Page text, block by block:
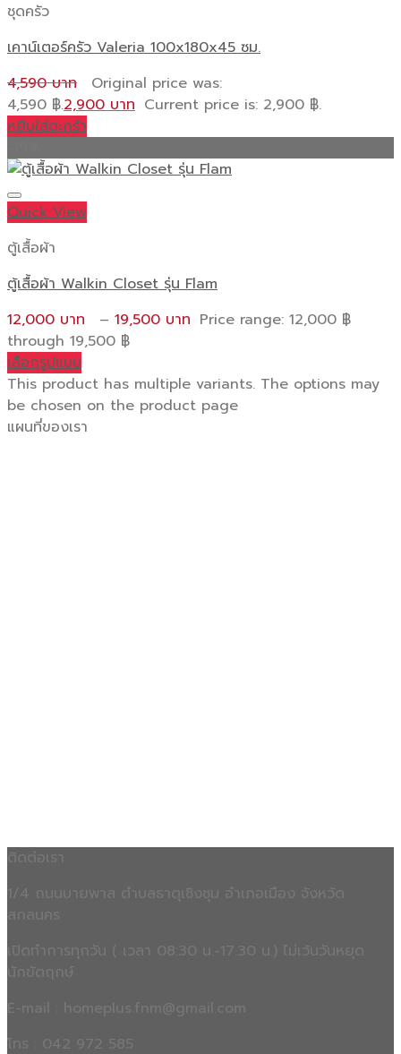
ชุดครัว
เคาน์เตอร์ครัว Valeria 100x180x45 ซม.
4,590
Original price was:
4,590 ฿.2,900
Current price is: 2,900 ฿.
หยิบใส่ตะกร้า
Quick View
ตู้เสื้อผ้า
ตู้เสื้อผ้า Walkin Closet รุ่น Flam
12,000
– 19,500
Price range: 12,000 ฿
through 19,500 ฿
เลือกรูปแบบ
This product has multiple variants. The options may
be chosen on the product page
แผนที่ของเรา
1/4 ถนนบายพาส ตำบลธาตุเชิงชุม อำเภอเมือง จังหวัด
เปิดทำการทุกวัน ( เวลา 08:30 น.-17.30 น.) ไม่เว้นวันหยุด
E-mail : homeplus.fnm@gmail.com
โทร : 042 972 585